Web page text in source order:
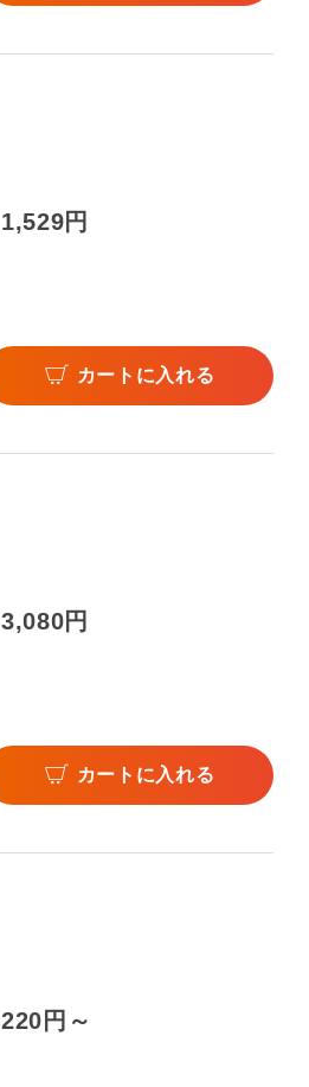
1,529円
カートに入れる
3,080円
カートに入れる
220円～